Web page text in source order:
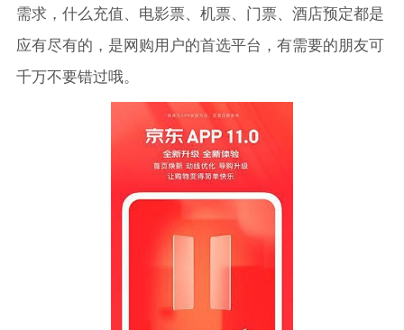
需求，什么充值、电影票、机票、门票、酒店预定都是
应有尽有的，是网购用户的首选平台，有需要的朋友可
千万不要错过哦。